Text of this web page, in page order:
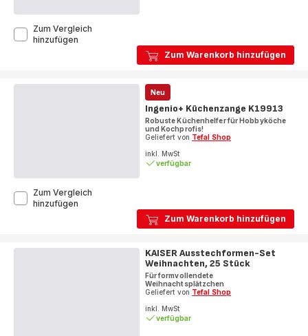
Zum Warenkorb hinzufügen
Zum Vergleich
hinzufügen
Universalreibe
Zum Warenkorb hinzufügen
Neu
Ingenio+ Küchenzange K19913
Robuste Küchenhelfer für Hobbyköche
und Kochprofis!
Geliefert von Tefal Shop
inkl. MwSt
verfügbar
Zum Vergleich
hinzufügen
KAISER Ausstechformen-Set
Weihnachten, 25 Stück
Für formvollendete
Weihnachtsplätzchen
Geliefert von Tefal Shop
inkl. MwSt
verfügbar